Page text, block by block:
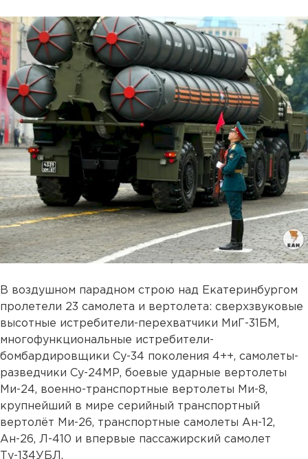
В воздушном парадном строю над Екатеринбургом
пролетели 23 самолета и вертолета: сверхзвуковые
высотные истребители-перехватчики МиГ-31БМ,
многофункциональные истребители-
бомбардировщики Су-34 поколения 4++, самолеты-
разведчики Су-24МР, боевые ударные вертолеты
Ми-24, военно-транспортные вертолеты Ми-8,
крупнейший в мире серийный транспортный
вертолёт Ми-26, транспортные самолеты Ан-12,
Ан-26, Л-410 и впервые пассажирский самолет
Ту-134УБЛ.